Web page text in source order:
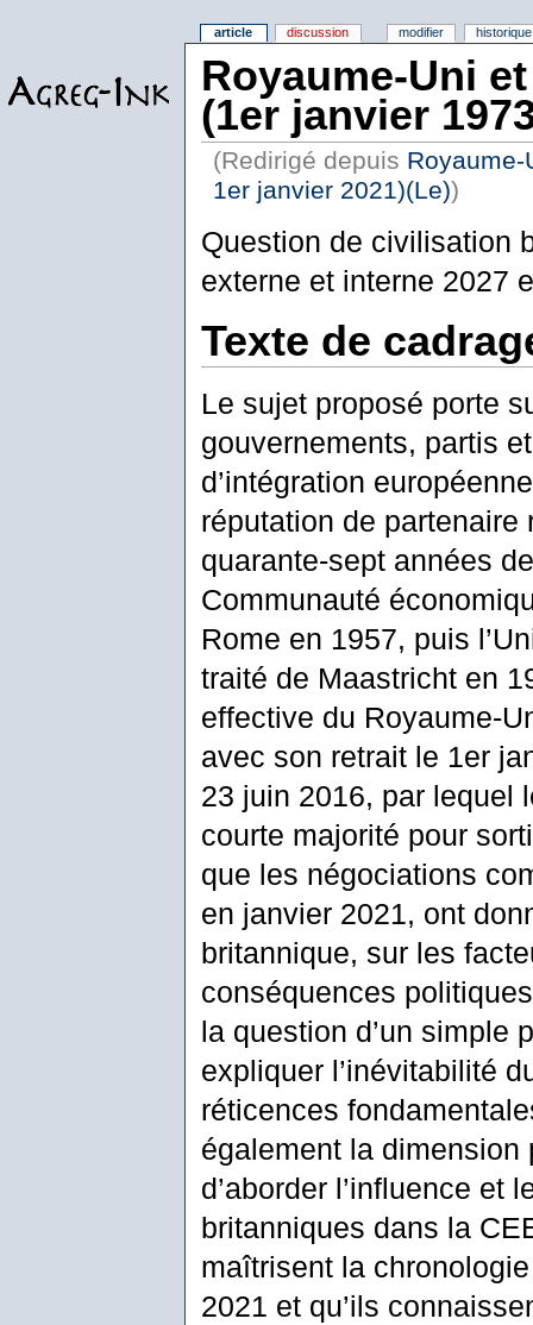
Royaume-Uni
(1er janvier
(Redirigé depuis
1er janvier 2021)(Le))
Question de civilisation
externe et interne 2027
Texte de
Le sujet proposé porte
gouvernements, partis
d’intégration
réputation de partenaire
quarante-sept années
Communauté
Rome en 1957, puis
traité de Maastricht en
effective du Royaume-
avec son retrait le 1er
23 juin 2016, par lequel
courte majorité pour
que les négociations
en janvier 2021, ont
britannique, sur les
conséquences
la question d’un simple
expliquer l’inévitabilité
réticences
également la
d’aborder l’influence et
britanniques dans la
maîtrisent la
2021 et qu’ils
article discussion modifier historique